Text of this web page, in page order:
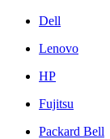
Dell
Lenovo
HP
Fujitsu
Packard Bell